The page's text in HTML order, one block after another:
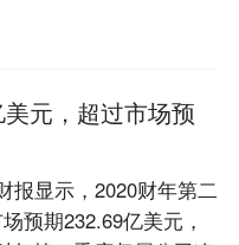
元，超过市场预
报显示，2020财年第二
预期232.69亿美元，